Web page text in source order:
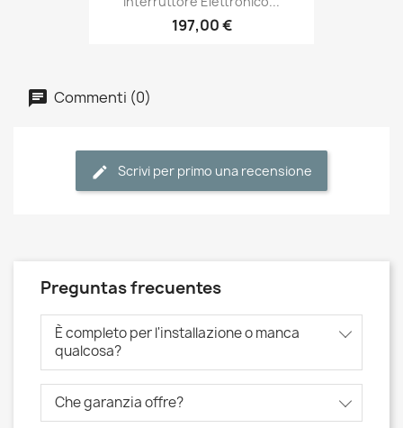
197,00 €
Commenti (0)
Scrivi per primo una recensione
Preguntas frecuentes
È completo per l'installazione o manca
qualcosa?
Che garanzia offre?